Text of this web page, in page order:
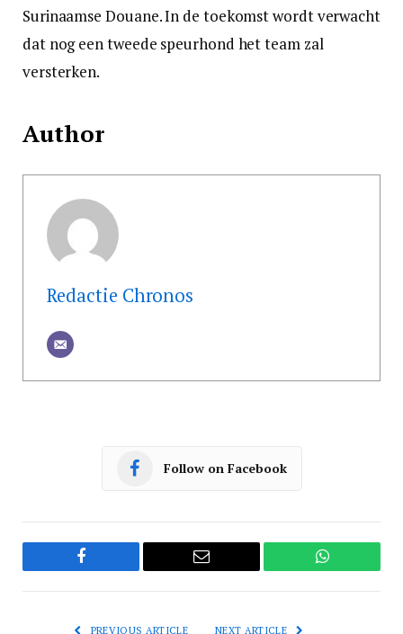
Surinaamse Douane. In de toekomst wordt verwacht
dat nog een tweede speurhond het team zal
versterken.
Author
Redactie Chronos
Follow on Facebook
Facebook Email WhatsApp
PREVIOUS ARTICLE NEXT ARTICLE